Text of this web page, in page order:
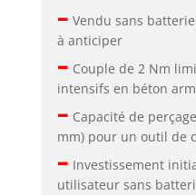
– Vendu sans
à anticiper
– Couple de 2 Nm
intensifs en béton
– Capacité de
mm) pour un outil de
– Investissement
utilisateur sans